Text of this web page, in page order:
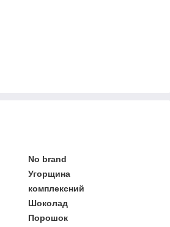
No brand
Угорщина
комплексний
Шоколад
Порошок